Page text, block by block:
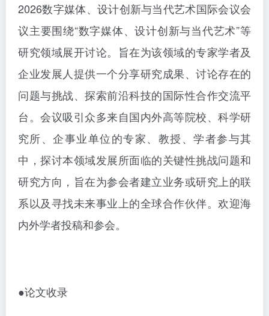
2026数字媒体、设计创新与当代艺术国际会议会
议主要围绕“数字媒体、设计创新与当代艺术”等
研究领域展开讨论。旨在为该领域的专家学者及
企业发展人提供一个分享研究成果、讨论存在的
问题与挑战、探索前沿科技的国际性合作交流平
台。会议吸引众多来自国内外高等院校、科学研
究所、企事业单位的专家、教授、学者参与其
中，探讨本领域发展所面临的关键性挑战问题和
研究方向，旨在为参会者建立业务或研究上的联
系以及寻找未来事业上的全球合作伙伴。欢迎海
内外学者投稿和参会。
●论文收录